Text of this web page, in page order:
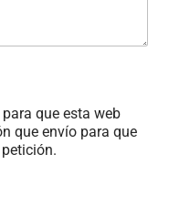
que esta web
que envío para que